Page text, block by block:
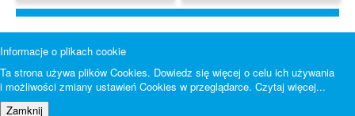
Informacje o plikach cookie
Ta strona używa plików Cookies. Dowiedz się więcej o celu ich używania
i możliwości zmiany ustawień Cookies w przeglądarce. Czytaj więcej...